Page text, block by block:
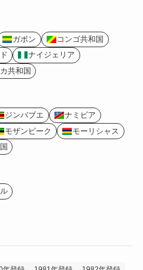
ガボン
コンゴ共和国
ナイジェリア
共和国
ジンバブエ
ナミビア
モザンビーク
モーリシャス